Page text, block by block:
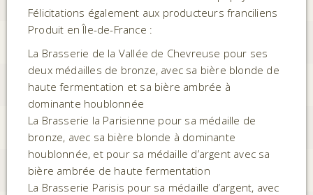
Félicitations également aux producteurs franciliens
Produit en Île-de-France :
La Brasserie de la Vallée de Chevreuse pour ses
deux médailles de bronze, avec sa bière blonde de
haute fermentation et sa bière ambrée à
dominante houblonnée
La Brasserie la Parisienne pour sa médaille de
bronze, avec sa bière blonde à dominante
houblonnée, et pour sa médaille d’argent avec sa
bière ambrée de haute fermentation
La Brasserie Parisis pour sa médaille d’argent, avec